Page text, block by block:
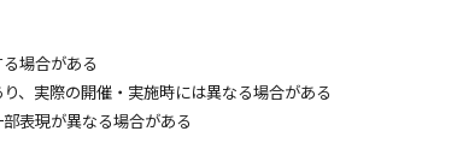
場合がある
、実際の開催・実施時には異なる場合がある
表現が異なる場合がある